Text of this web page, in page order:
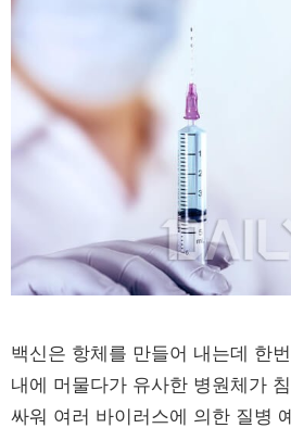
백신은 항체를 만들어 내는데 한
내에 머물다가 유사한 병원체가
싸워 여러 바이러스에 의한 질병